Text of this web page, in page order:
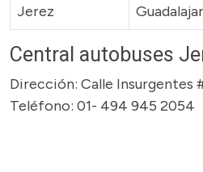
Jerez
Central autobuses
Dirección: Calle Insurgentes
Teléfono: 01- 494 945 2054